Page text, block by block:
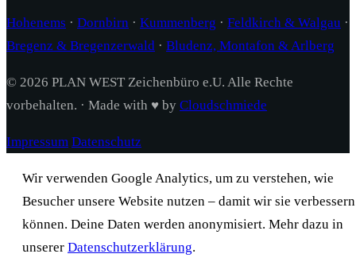
Hohenems · Dornbirn · Kummenberg · Feldkirch & Walgau ·
Bregenz & Bregenzerwald · Bludenz, Montafon & Arlberg
© 2026 PLAN WEST Zeichenbüro e.U. Alle Rechte
vorbehalten. · Made with ♥ by Cloudschmiede
Impressum Datenschutz
Wir verwenden Google Analytics, um zu verstehen, wie
Besucher unsere Website nutzen – damit wir sie verbessern
können. Deine Daten werden anonymisiert. Mehr dazu in
unserer Datenschutzerklärung.